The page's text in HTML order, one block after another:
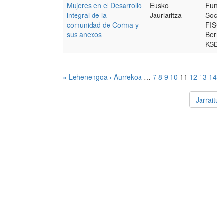
Mujeres en el Desarrollo
integral de la
comunidad de Corma y
sus anexos
Eusko
Jaurlaritza
« Lehenengoa ‹ Aurrekoa … 7 8 9 10 11 12 13 14